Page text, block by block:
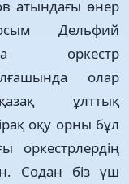
атындағы өнер
Дельфий
оркестр
олар
ұлттық
оқу орны бұл
оркестрлердің
Содан біз үш